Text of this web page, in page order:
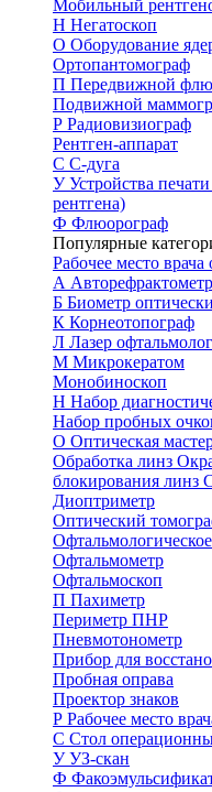
Мобильный
Н Негатоскоп
О Оборудование
Ортопантомограф
П Передвижной
Подвижной
Р Радиовизиограф
Рентген-аппарат
С С-дуга
УУстройства
рентгена)
Ф Флюорограф
Популярные
Рабочее место врача
А Авторефрактометр
Б Биометр
К Корнеотопограф
Л Лазер
М Микрокератом
Монобиноскоп
Н Набор
Набор пробных
О Оптическая
Обработка линз
блокирования линз
Диоптриметр
Оптический
Офтальмометр
Офтальмоскоп
П Пахиметр
Периметр ПНР
Пневмотонометр
Прибор для
Пробная оправа
Проектор знаков
Р Рабочее место
С Стол
УУЗ-скан
Ф